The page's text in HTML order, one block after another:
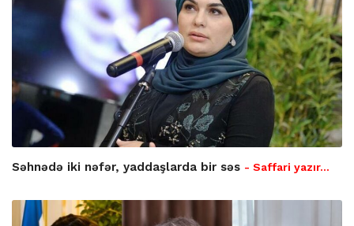
Səhnədə iki nəfər, yaddaşlarda bir səs - Saffari yazır…